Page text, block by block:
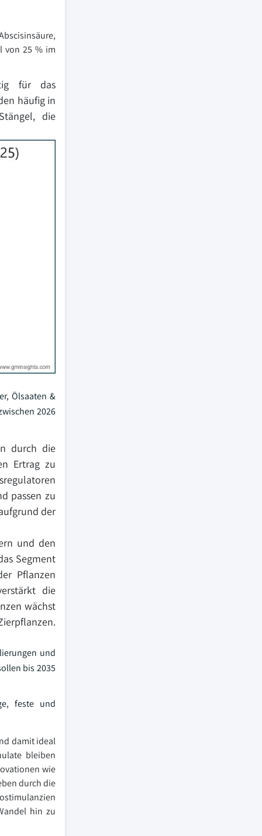
von 25 % im
für das
häufig in
die
Ölsaaten &
2026
durch die
Ertrag zu
passen zu
der
und den
Segment
Pflanzen
die
wächst
und
bis 2035
feste und
damit ideal
bleiben
wie
durch die
hin zu